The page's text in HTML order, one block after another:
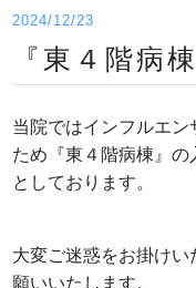
2024/12/23
『東４階病
当院ではインフルエ
ため『東４階病棟』の
としております。
大変ご迷惑をお掛け
願いいたします。